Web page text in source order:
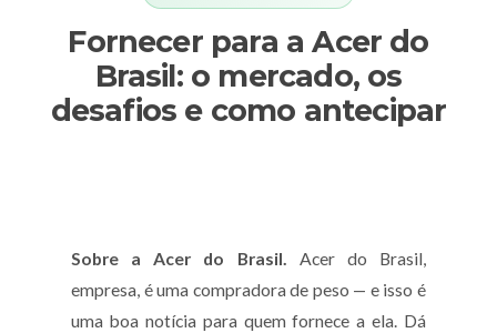
Fornecer para a Acer do
Brasil: o mercado, os
desafios e como antecipar
Sobre a Acer do Brasil. Acer do Brasil,
empresa, é uma compradora de peso — e isso é
uma boa notícia para quem fornece a ela. Dá